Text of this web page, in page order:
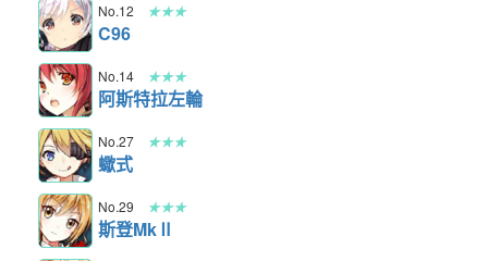
No.12 ★★★
C96
No.14 ★★★
阿斯特拉左輪
No.27 ★★★
蠍式
No.29 ★★★
斯登MkⅡ